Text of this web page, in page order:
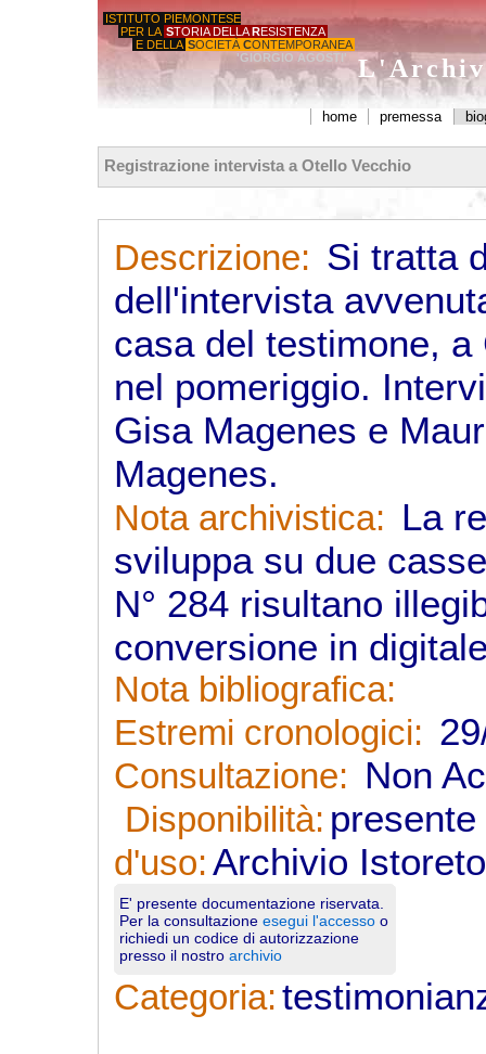
ISTITUTO PIEMONTESE
PER LA STORIA DELLA RESISTENZA
E DELLA SOCIETÀ CONTEMPORANEA
'GIORGIO AGOSTI'
home premessa
Registrazione intervista a Otello Vecchio
Descrizione: Si tratta
dell'intervista
casa del testimone,
nel pomeriggio.
Gisa Magenes e
Magenes.
Nota archivistica: La
sviluppa su due
N° 284 risultano
conversione in
Nota bibliografica:
Estremi cronologici:
Consultazione: Non
Disponibilità:
d'uso:Archivio Istoreto
E' presente documentazione riservata.
Per la consultazioneesegui l'accesso o
richiedi un codice di autorizzazione
presso il nostroarchivio
Categoria: